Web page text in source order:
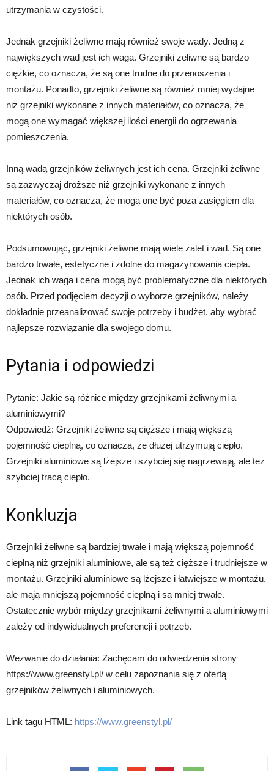
utrzymania w czystości.
Jednak grzejniki żeliwne mają również swoje wady. Jedną z
największych wad jest ich waga. Grzejniki żeliwne są bardzo
ciężkie, co oznacza, że są one trudne do przenoszenia i
montażu. Ponadto, grzejniki żeliwne są również mniej wydajne
niż grzejniki wykonane z innych materiałów, co oznacza, że
mogą one wymagać większej ilości energii do ogrzewania
pomieszczenia.
Inną wadą grzejników żeliwnych jest ich cena. Grzejniki żeliwne
są zazwyczaj droższe niż grzejniki wykonane z innych
materiałów, co oznacza, że mogą one być poza zasięgiem dla
niektórych osób.
Podsumowując, grzejniki żeliwne mają wiele zalet i wad. Są one
bardzo trwałe, estetyczne i zdolne do magazynowania ciepła.
Jednak ich waga i cena mogą być problematyczne dla niektórych
osób. Przed podjęciem decyzji o wyborze grzejników, należy
dokładnie przeanalizować swoje potrzeby i budżet, aby wybrać
najlepsze rozwiązanie dla swojego domu.
Pytania i odpowiedzi
Pytanie: Jakie są różnice między grzejnikami żeliwnymi a
aluminiowymi?
Odpowiedź: Grzejniki żeliwne są cięższe i mają większą
pojemność cieplną, co oznacza, że dłużej utrzymują ciepło.
Grzejniki aluminiowe są lżejsze i szybciej się nagrzewają, ale też
szybciej tracą ciepło.
Konkluzja
Grzejniki żeliwne są bardziej trwałe i mają większą pojemność
cieplną niż grzejniki aluminiowe, ale są też cięższe i trudniejsze w
montażu. Grzejniki aluminiowe są lżejsze i łatwiejsze w montażu,
ale mają mniejszą pojemność cieplną i są mniej trwałe.
Ostatecznie wybór między grzejnikami żeliwnymi a aluminiowymi
zależy od indywidualnych preferencji i potrzeb.
Wezwanie do działania: Zachęcam do odwiedzenia strony
https://www.greenstyl.pl/ w celu zapoznania się z ofertą
grzejników żeliwnych i aluminiowych.
Link tagu HTML: https://www.greenstyl.pl/